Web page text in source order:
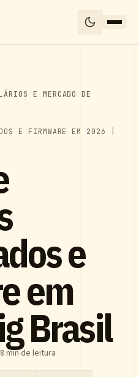
E MERCADO DE
E FIRMWARE EM 2026 |
e
em
Brasil
8 min de leitura